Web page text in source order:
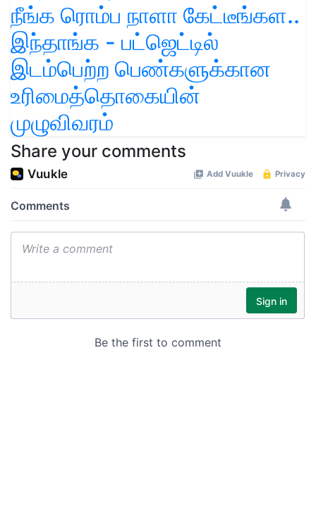
நீங்க ரொம்ப நாளா கேட்டீங்கள..
இந்தாங்க - பட்ஜெட்டில்
இடம்பெற்ற பெண்களுக்கான
உரிமைத்தொகையின்
முழுவிவரம்
Share your comments